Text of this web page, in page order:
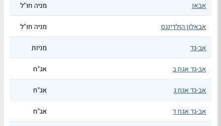
אבאו מניה חו"ל
אבאלון הולדינגס מניה חו"ל
אב-גד מניות
אב-גד אגח ב אג"ח
אב-גד אגח ג אג"ח
אב-גד אגח ד אג"ח